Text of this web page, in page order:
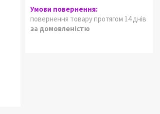
повернення товару протягом 14 днів
за домовленістю